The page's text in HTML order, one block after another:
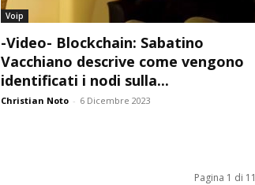
Voip
-Video- Blockchain: Sabatino
Vacchiano descrive come vengono
identificati i nodi sulla...
Christian Noto - 6 Dicembre 2023
Pagina 1 di 11